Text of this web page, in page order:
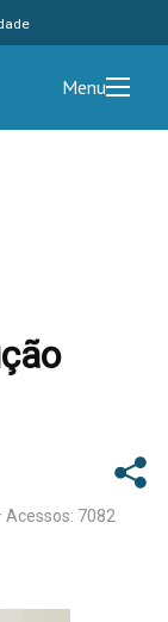
Menu
Acessos: 7082